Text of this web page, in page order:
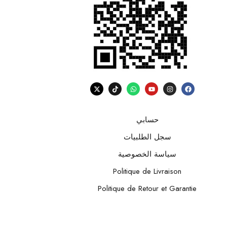
حسابي
سجل الطلبيات
سياسة الخصوصية
Politique de Livraison
Politique de Retour et Garantie